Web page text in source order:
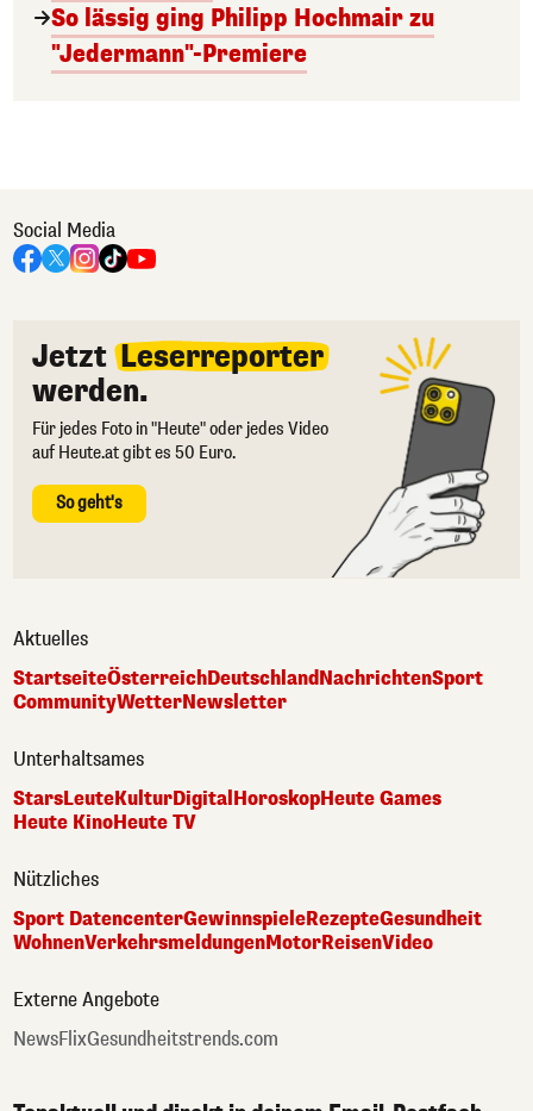
So lässig ging Philipp Hochmair zu
"Jedermann"-Premiere
Social Media
Jetzt Leserreporter
werden.
Für jedes Foto in "Heute" oder jedes Video
auf Heute.at gibt es 50 Euro.
So geht's
Aktuelles
StartseiteÖsterreichDeutschlandNachrichtenSport
CommunityWetterNewsletter
Unterhaltsames
StarsLeuteKulturDigital HoroskopHeute Games
Heute KinoHeute TV
Nützliches
Sport DatencenterGewinnspieleRezepteGesundheit
WohnenVerkehrsmeldungenMotorReisenVideo
Externe Angebote
NewsFlixGesundheitstrends.com